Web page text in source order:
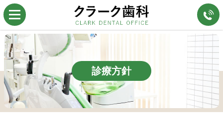
診療方針